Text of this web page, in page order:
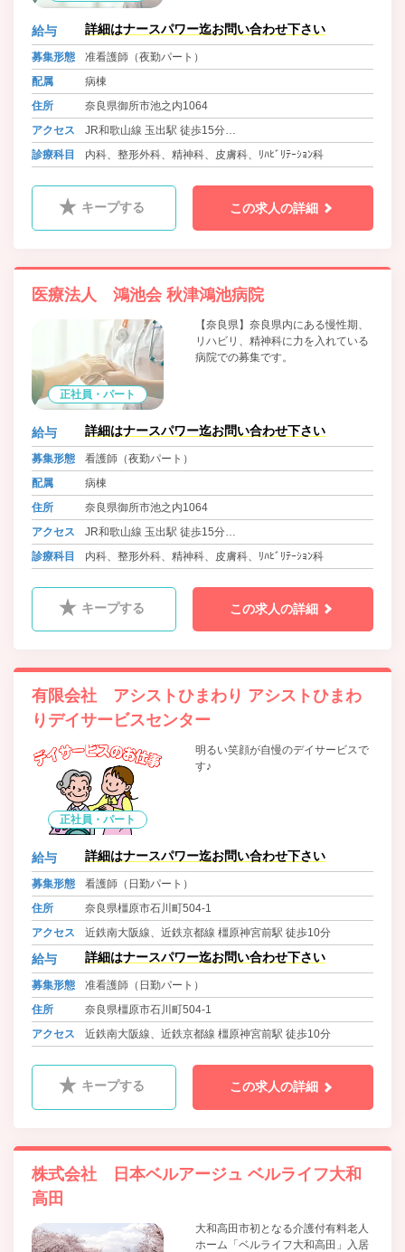
給与 詳細はナースパワー迄お問い合わせ下さい
募集形態
准看護師（夜勤パート）
配属
病棟
住所
奈良県御所市池之内1064
アクセス
JR和歌山線 玉出駅 徒歩15分
近鉄南大阪線・長野線・道明寺線 橿原神宮前駅から全勤務
診療科目 内科、整形外科、精神科、皮膚科、ﾘﾊﾋﾞﾘﾃｰｼｮﾝ科
キープする この求人の詳細
医療法人 鴻池会 秋津鴻池病院
正社員・パート
【奈良県】奈良県内にある慢性期、
リハビリ、精神科に力を入れている
病院での募集です。
給与 詳細はナースパワー迄お問い合わせ下さい
募集形態
看護師（夜勤パート）
配属
病棟
住所
奈良県御所市池之内1064
アクセス
JR和歌山線 玉出駅 徒歩15分
近鉄南大阪線・長野線・道明寺線 橿原神宮前駅から全勤務
診療科目 内科、整形外科、精神科、皮膚科、ﾘﾊﾋﾞﾘﾃｰｼｮﾝ科
キープする この求人の詳細
有限会社 アシストひまわり アシストひまわ
りデイサービスセンター
正社員・パート
明るい笑顔が自慢のデイサービスで
す♪
給与 詳細はナースパワー迄お問い合わせ下さい
募集形態
看護師（日勤パート）
住所
奈良県橿原市石川町504-1
アクセス
近鉄南大阪線、近鉄京都線 橿原神宮前駅 徒歩10分
給与 詳細はナースパワー迄お問い合わせ下さい
募集形態
准看護師（日勤パート）
住所
奈良県橿原市石川町504-1
アクセス
近鉄南大阪線、近鉄京都線 橿原神宮前駅 徒歩10分
キープする この求人の詳細
株式会社 日本ベルアージュ ベルライフ大和
高田
大和高田市初となる介護付有料老人
ホーム「ベルライフ大和高田」入居